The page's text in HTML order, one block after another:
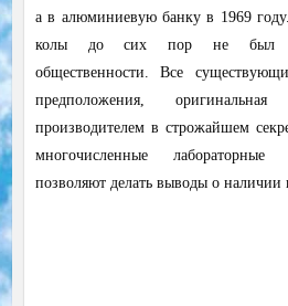
а в алюминиевую банку в 1969
колы до сих пор не был
общественности. Все
предположения,
производителем в строжайшем
многочисленные лабораторные
позволяют делать выводы о наличии